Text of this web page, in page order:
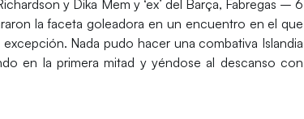
y Dika Mem y‘ex’ del Barça, Fabregas – 6
la faceta goleadora en un encuentro en el que
Nada pudo hacer una combativa Islandia
en la primera mitad y yéndose al descanso con